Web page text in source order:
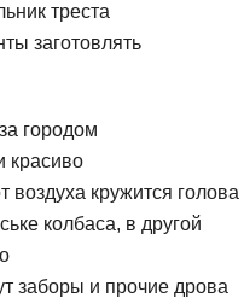
треста
заготовлять
городом
красиво
воздуха кружится голова
колбаса, в другой
заборы и прочие дрова